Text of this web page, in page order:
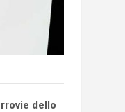
dello